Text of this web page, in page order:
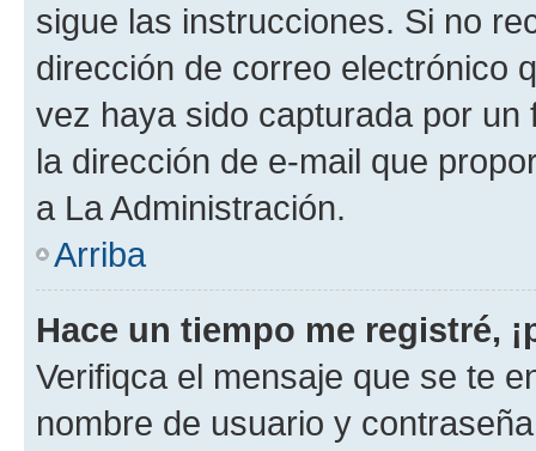
sigue las instrucciones. Si no
dirección de correo electrónico
vez haya sido capturada por
la dirección de e-mail que
a La Administración.
Arriba
Hace un tiempo me registré,
Verifiqca el mensaje que se te
nombre de usuario y